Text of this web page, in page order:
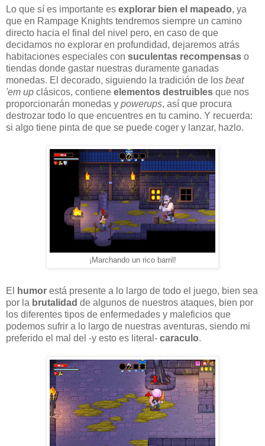
Lo que sí es importante es explorar bien el mapeado, ya
que en Rampage Knights tendremos siempre un camino
directo hacia el final del nivel pero, en caso de que
decidamos no explorar en profundidad, dejaremos atrás
habitaciones especiales con suculentas recompensas o
tiendas donde gastar nuestras duramente ganadas
monedas. El decorado, siguiendo la tradición de los beat
'em up clásicos, contiene elementos destruibles que nos
proporcionarán monedas y powerups, así que procura
destrozar todo lo que encuentres en tu camino. Y recuerda:
si algo tiene pinta de que se puede coger y lanzar, hazlo.
¡Marchando un rico barril!
El humor está presente a lo largo de todo el juego, bien sea
por la brutalidad de algunos de nuestros ataques, bien por
los diferentes tipos de enfermedades y maleficios que
podemos sufrir a lo largo de nuestras aventuras, siendo mi
preferido el mal del -y esto es literal- caraculo.